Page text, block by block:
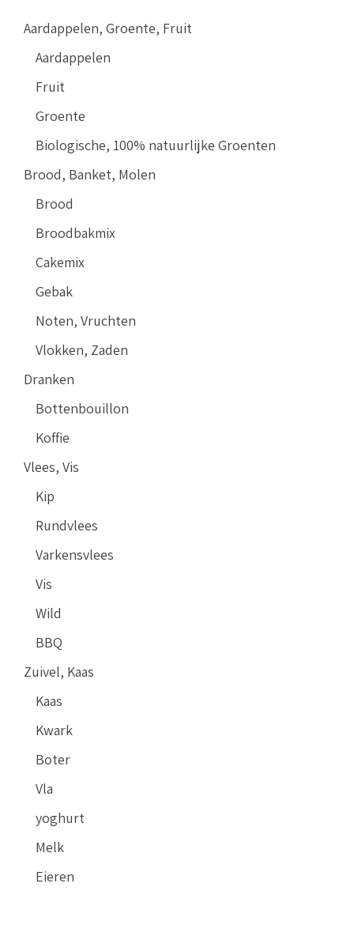
Aardappelen, Groente, Fruit
Aardappelen
Fruit
Groente
Biologische, 100% natuurlijke Groenten
Brood, Banket, Molen
Brood
Broodbakmix
Cakemix
Gebak
Noten, Vruchten
Vlokken, Zaden
Dranken
Bottenbouillon
Koffie
Vlees, Vis
Kip
Rundvlees
Varkensvlees
Vis
Wild
BBQ
Zuivel, Kaas
Kaas
Kwark
Boter
Vla
yoghurt
Melk
Eieren